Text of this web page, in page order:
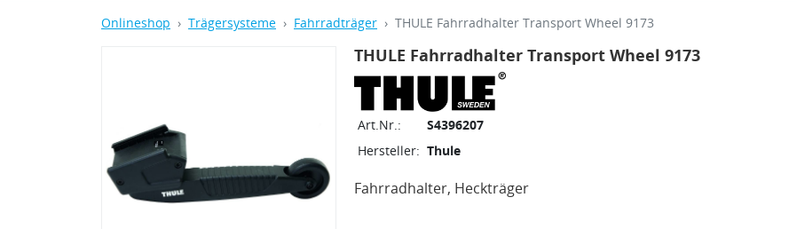
Onlineshop Trägersysteme Fahrradträger THULE Fahrradhalter Transport Wheel 9173
THULE Fahrradhalter Transport Wheel 9173
Art.Nr.:
S4396207
Hersteller: Thule
Fahrradhalter, Heckträger